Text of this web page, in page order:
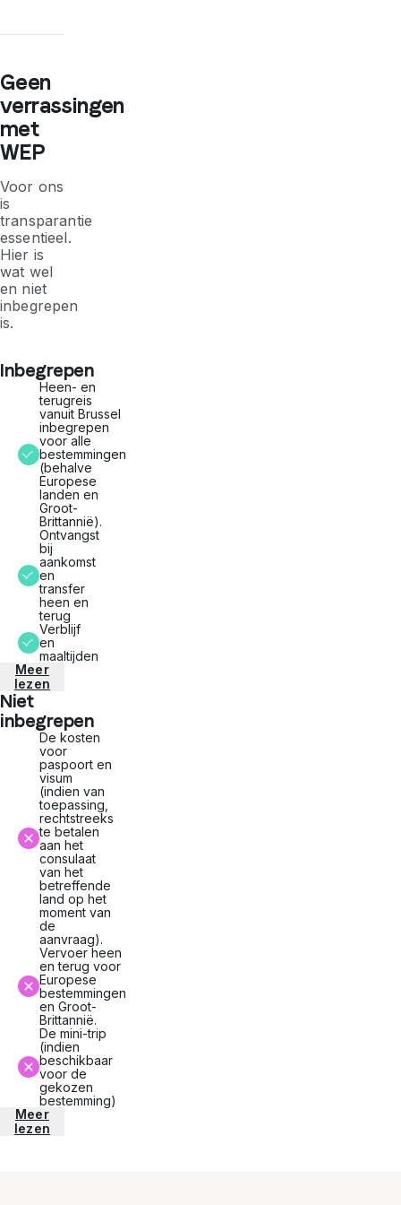
Geen
verrassingen
met
WEP
Voor ons
is
transparantie
essentieel.
Hier is
wat wel
en niet
inbegrepen
is.
Inbegrepen
Heen- en
terugreis
vanuit Brussel
inbegrepen
voor alle
bestemmingen
(behalve
Europese
landen en
Groot-
Brittannië).
Ontvangst
bij
aankomst
en
transfer
heen en
terug
Verblijf
en
maaltijden
Meer
lezen
Niet
inbegrepen
De kosten
voor
paspoort en
visum
(indien van
toepassing,
rechtstreeks
te betalen
aan het
consulaat
van het
betreffende
land op het
moment van
de
aanvraag).
Vervoer heen
en terug voor
Europese
bestemmingen
en Groot-
Brittannië.
De mini-trip
(indien
beschikbaar
voor de
gekozen
bestemming)
Meer
lezen